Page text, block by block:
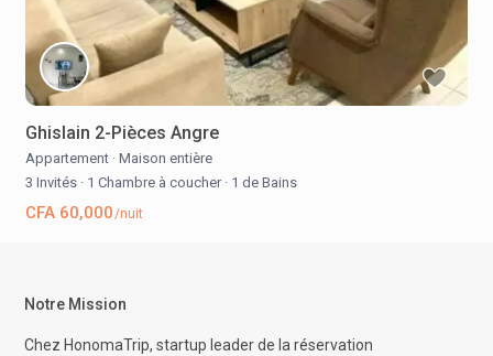
Ghislain 2-Pièces Angre
Appartement · Maison entière
3 Invités · 1 Chambre à coucher · 1 de Bains
CFA 60,000/nuit
Notre Mission
Chez HonomaTrip, startup leader de la réservation